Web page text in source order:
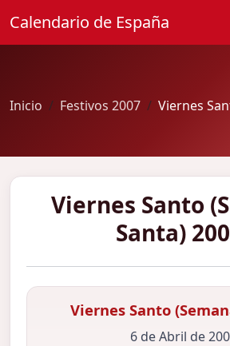
Calendario de España
Inicio Festivos 2007 Viernes
Viernes Santo
Santa)
Viernes Santo
6 de Abril de